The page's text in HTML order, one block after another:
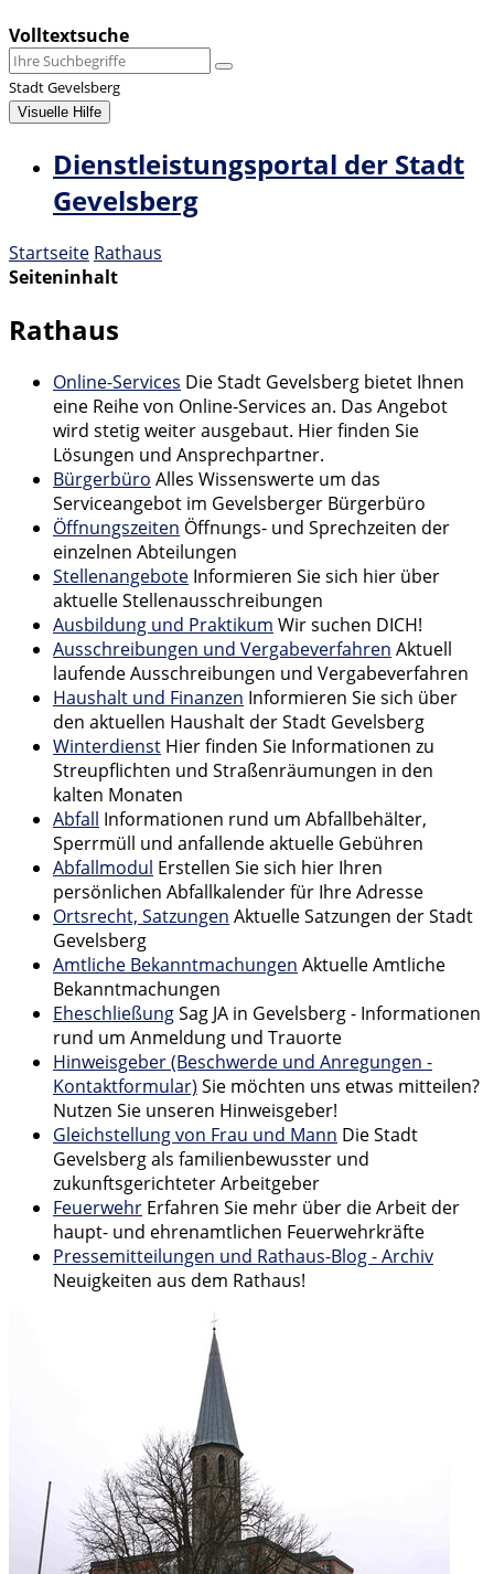
Volltextsuche
Stadt Gevelsberg
Visuelle Hilfe
Dienstleistungsportal der Stadt
Gevelsberg
Startseite Rathaus
Seiteninhalt
Rathaus
Online-Services Die Stadt Gevelsberg bietet Ihnen
eine Reihe von Online-Services an. Das Angebot
wird stetig weiter ausgebaut. Hier finden Sie
Lösungen und Ansprechpartner.
Bürgerbüro Alles Wissenswerte um das
Serviceangebot im Gevelsberger Bürgerbüro
Öffnungszeiten Öffnungs- und Sprechzeiten der
einzelnen Abteilungen
Stellenangebote Informieren Sie sich hier über
aktuelle Stellenausschreibungen
Ausbildung und Praktikum Wir suchen DICH!
Ausschreibungen und Vergabeverfahren Aktuell
laufende Ausschreibungen und Vergabeverfahren
Haushalt und Finanzen Informieren Sie sich über
den aktuellen Haushalt der Stadt Gevelsberg
Winterdienst Hier finden Sie Informationen zu
Streupflichten und Straßenräumungen in den
kalten Monaten
Abfall Informationen rund um Abfallbehälter,
Sperrmüll und anfallende aktuelle Gebühren
Abfallmodul Erstellen Sie sich hier Ihren
persönlichen Abfallkalender für Ihre Adresse
Ortsrecht, Satzungen Aktuelle Satzungen der Stadt
Gevelsberg
Amtliche Bekanntmachungen Aktuelle Amtliche
Bekanntmachungen
EheschließungSag JA in Gevelsberg - Informationen
rund um Anmeldung und Trauorte
Hinweisgeber (Beschwerde und Anregungen -
Kontaktformular) Sie möchten uns etwas mitteilen?
Nutzen Sie unseren Hinweisgeber!
Gleichstellung von Frau und Mann Die Stadt
Gevelsberg als familienbewusster und
zukunftsgerichteter Arbeitgeber
Feuerwehr Erfahren Sie mehr über die Arbeit der
haupt- und ehrenamtlichen Feuerwehrkräfte
Pressemitteilungen und Rathaus-Blog - Archiv
Neuigkeiten aus dem Rathaus!